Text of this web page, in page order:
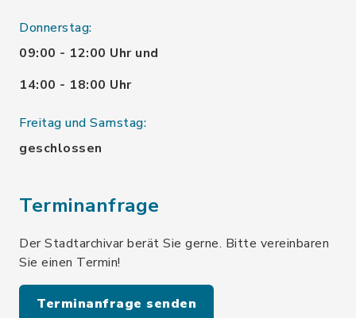
Donnerstag:
09:00 - 12:00 Uhr und
14:00 - 18:00 Uhr
Freitag und Samstag:
geschlossen
Terminanfrage
Der Stadtarchivar berät Sie gerne. Bitte vereinbaren
Sie einen Termin!
Terminanfrage senden